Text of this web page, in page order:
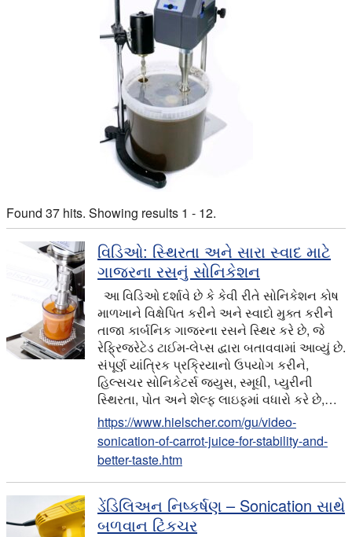
Found 37 hits. Showing results 1 - 12.
વિડિઓ: સ્થિરતા અને સારા સ્વાદ માટે
ગાજરના રસનું સોનિકેશન
આ વિડિઓ દર્શાવે છે કે કેવી રીતે સોનિકેશન કોષ
માળખાને વિક્ષેપિત કરીને અને સ્વાદો મુક્ત કરીને
તાજા કાર્બનિક ગાજરના રસને સ્થિર કરે છે, જે
રેફ્રિજરેટેડ ટાઈમ-લેપ્સ દ્વારા બતાવવામાં આવ્યું છે.
સંપૂર્ણ યાંત્રિક પ્રક્રિયાનો ઉપયોગ કરીને,
હિલ્સચર સોનિકેટર્સ જ્યુસ, સ્મૂધી, પ્યુરીની
સ્થિરતા, પોત અને શેલ્ફ લાઇફમાં વધારો કરે છે,…
https://www.hielscher.com/gu/video-
sonication-of-carrot-juice-for-stability-and-
better-taste.htm
ડેંડિલિઅન નિષ્કર્ષણ – Sonication સાથે
બળવાન ટિંકચર